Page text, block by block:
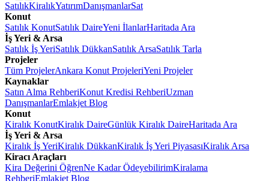
SatılıkKiralıkYatırımDanışmanlarSat
Konut
Satılık KonutSatılık DaireYeni İlanlarHaritada Ara
İş Yeri & Arsa
Satılık İş YeriSatılık DükkanSatılık ArsaSatılık Tarla
Projeler
Tüm ProjelerAnkara Konut ProjeleriYeni Projeler
Kaynaklar
Satın Alma RehberiKonut Kredisi RehberiUzman
DanışmanlarEmlakjet Blog
Konut
Kiralık KonutKiralık DaireGünlük Kiralık DaireHaritada Ara
İş Yeri & Arsa
Kiralık İş YeriKiralık DükkanKiralık İş Yeri PiyasasıKiralık Arsa
Kiracı Araçları
Kira Değerini ÖğrenNe Kadar ÖdeyebilirimKiralama
RehberiEmlakjet Blog